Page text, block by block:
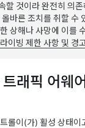
할 것이라 완전히 의
바른 조치를 취할 수
상해나 사망에 이를
이빙 제한 사항 및 경
트래픽 어웨
롤이(가) 활성 상태이